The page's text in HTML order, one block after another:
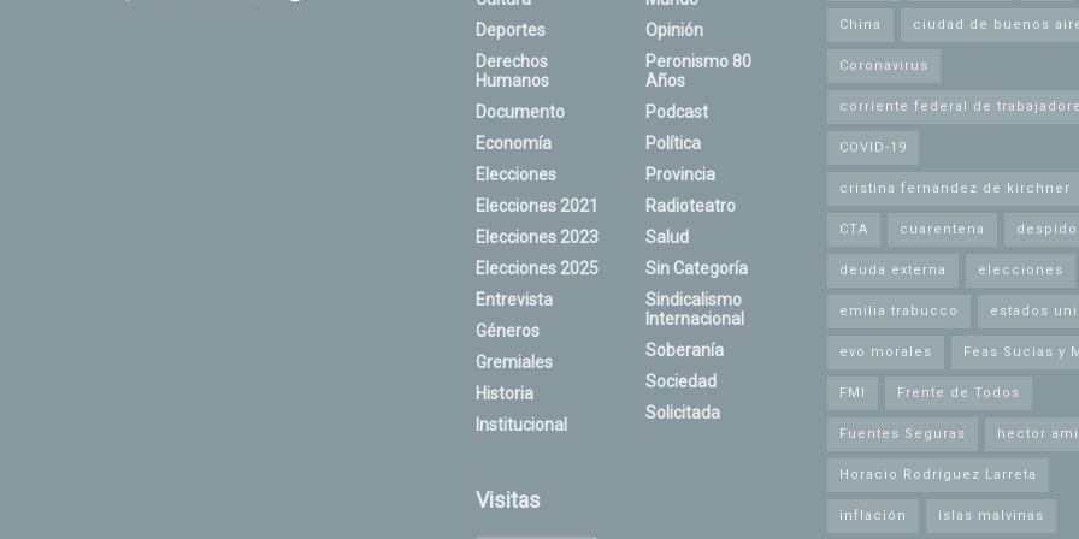
Deportes
Derechos
Humanos
Documento
Economía
Elecciones
Elecciones 2021
Elecciones 2023
Elecciones 2025
Entrevista
Géneros
Gremiales
Historia
Institucional
Opinión
Peronismo 80
Años
Podcast
Política
Provincia
Radioteatro
Salud
Sin Categoría
Sindicalismo
Internacional
Soberanía
Sociedad
Solicitada
Visitas
China ciudad de buenos
Coronavirus
corriente federal de
COVID-19
cristina fernandez de kirchner
CTA cuarentena
deuda externa elecciones
emilia trabucco estados
evo morales Feas Sucias y
FMI Frente de Todos
Fuentes Seguras hector
Horacio Rodríguez Larreta
inflación islas malvinas